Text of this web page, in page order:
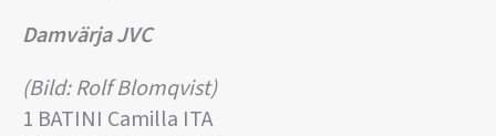
Damvärja JVC
(Bild: Rolf Blomqvist)
1 BATINI Camilla ITA